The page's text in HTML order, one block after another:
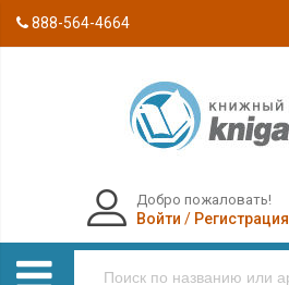
888-564-4664
Добро пожаловать!
Войти / Регистрация